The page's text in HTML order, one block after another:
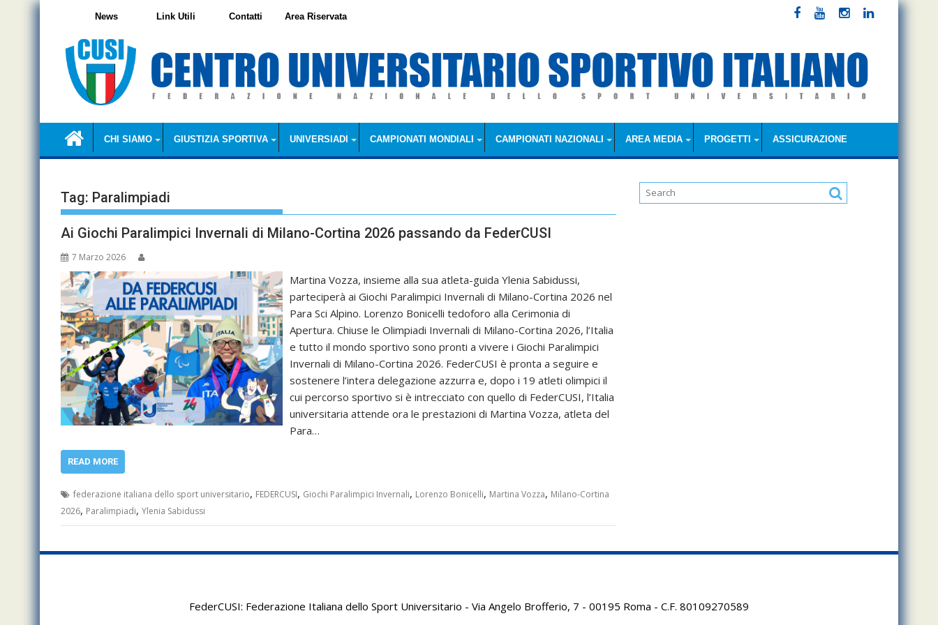
Skip
CHI SIAMO GIUSTIZIA SPORTIVA UNIVERSIADI CAMPIONATI MONDIALI CAMPIONATI NAZIONALI AREA MEDIA PROGETTI ASSICURAZIONE
News Link Utili Contatti Area Riservata
Tag: Paralimpiadi
Ai Giochi Paralimpici Invernali di Milano-Cortina 2026 passando da FederCUSI
7 Marzo 2026
Martina Vozza, insieme alla sua atleta-guida Ylenia Sabidussi,
parteciperà ai Giochi Paralimpici Invernali di Milano-Cortina 2026 nel
Para Sci Alpino. Lorenzo Bonicelli tedoforo alla Cerimonia di
Apertura. Chiuse le Olimpiadi Invernali di Milano-Cortina 2026, l’Italia
e tutto il mondo sportivo sono pronti a vivere i Giochi Paralimpici
Invernali di Milano-Cortina 2026. FederCUSI è pronta a seguire e
sostenere l’intera delegazione azzurra e, dopo i 19 atleti olimpici il
cui percorso sportivo si è intrecciato con quello di FederCUSI, l’Italia
universitaria attende ora le prestazioni di Martina Vozza, atleta del
Para…
READ MORE
federazione italiana dello sport universitario, FEDERCUSI, Giochi Paralimpici Invernali, Lorenzo Bonicelli, Martina Vozza, Milano-Cortina
2026, Paralimpiadi, Ylenia Sabidussi
FederCUSI: Federazione Italiana dello Sport Universitario - Via Angelo Brofferio, 7 - 00195 Roma - C.F. 80109270589